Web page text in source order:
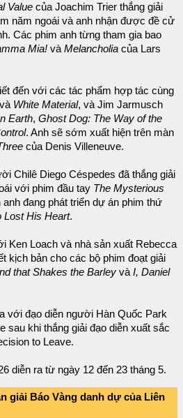
Value của Joachim Trier thắng giải
năm ngoái và anh nhận được đề cử
Các phim anh từng tham gia bao
Mia! và Melancholia của Lars
đến với các tác phẩm hợp tác cùng
White Material, và Jim Jarmusch
Earth, Ghost Dog: The Way of the
. Anh sẽ sớm xuất hiện trên màn
của Denis Villeneuve.
Chilê Diego Céspedes đã thắng giải
với phim đầu tay The Mysterious
anh đang phát triển dự án phim thứ
Lost His Heart.
Ken Loach và nhà sản xuất Rebecca
kịch bản cho các bộ phim đoạt giải
that Shakes the Barley và I, Daniel
với đạo diễn người Hàn Quốc Park
sau khi thắng giải đạo diễn xuất sắc
to Leave.
diễn ra từ ngày 12 đến 23 tháng 5.
giải Báo Vàng danh dự của Liên